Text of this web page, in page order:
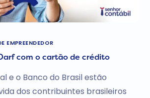
EMPREENDEDOR
com o cartão de crédito
e o Banco do Brasil estão
dos contribuintes brasileiros